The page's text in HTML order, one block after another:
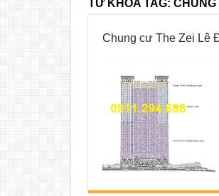
TỪ KHÓA TAG: CHUNG
Chung cư The Zei Lê